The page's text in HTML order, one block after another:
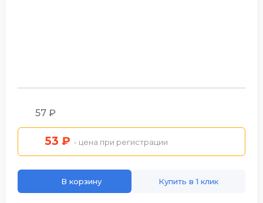
57 ₽
53 ₽ - цена при регистрации
В корзину Купить в 1 клик